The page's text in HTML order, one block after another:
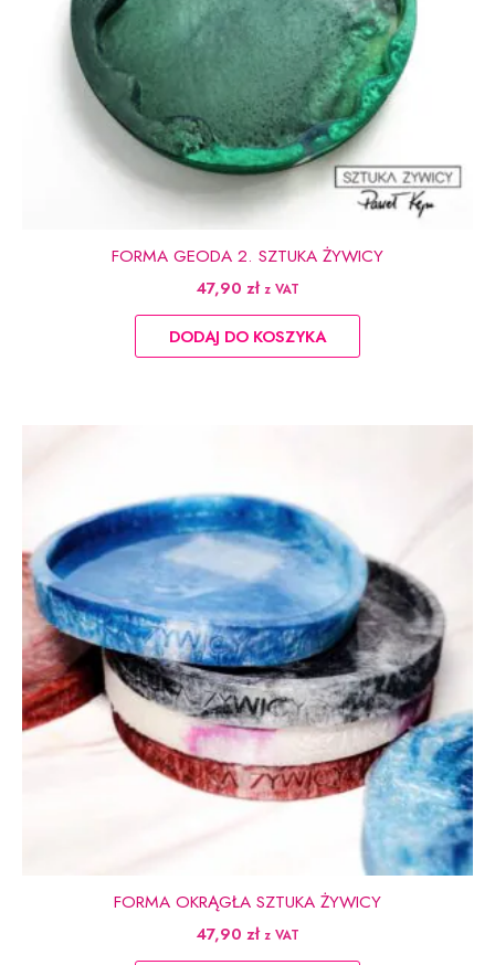
FORMA GEODA 2. SZTUKA ŻYWICY
47,90 zł z VAT
DODAJ DO KOSZYKA
FORMA OKRĄGŁA SZTUKA ŻYWICY
47,90 zł z VAT